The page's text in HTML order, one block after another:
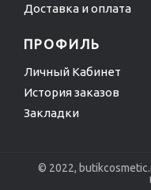
Доставка и оплата
ПРОФИЛЬ
Личный Кабинет
История заказов
Закладки
© 2022,